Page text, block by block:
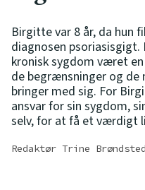
Birgitte var 8 år, da hun
diagnosen psoriasisgigt.
kronisk sygdom været
de begrænsninger og de
bringer med sig. For
ansvar for sin sygdom,
selv, for at få et værdigt
Redaktør Trine Brøndsted